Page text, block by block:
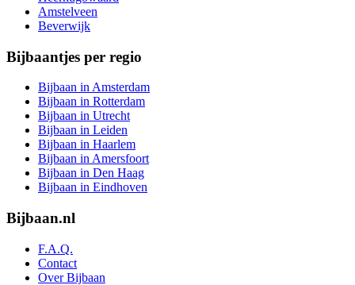
Amstelveen
Beverwijk
Bijbaantjes per regio
Bijbaan in Amsterdam
Bijbaan in Rotterdam
Bijbaan in Utrecht
Bijbaan in Leiden
Bijbaan in Haarlem
Bijbaan in Amersfoort
Bijbaan in Den Haag
Bijbaan in Eindhoven
Bijbaan.nl
F.A.Q.
Contact
Over Bijbaan